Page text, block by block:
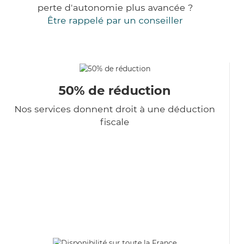
perte d'autonomie plus avancée ?
Être rappelé par un conseiller
50% de réduction
Nos services donnent droit à une déduction
fiscale